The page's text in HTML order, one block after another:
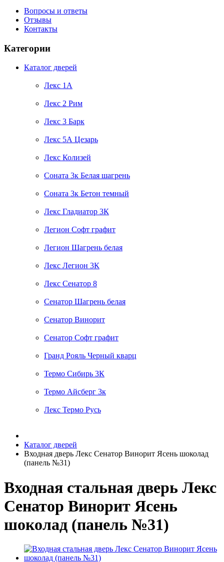
Вопросы и ответы
Отзывы
Контакты
Категории
Каталог дверей
Лекс 1А
Лекс 2 Рим
Лекс 3 Барк
Лекс 5А Цезарь
Лекс Колизей
Соната 3к Белая шагрень
Соната 3к Бетон темный
Лекс Гладиатор 3К
Легион Софт графит
Легион Шагрень белая
Лекс Легион 3К
Лекс Сенатор 8
Сенатор Шагрень белая
Сенатор Винорит
Сенатор Софт графит
Гранд Рояль Черный кварц
Термо Сибирь 3К
Термо Айсберг 3к
Лекс Термо Русь
Каталог дверей
Входная дверь Лекс Сенатор Винорит Ясень шоколад
(панель №31)
Входная стальная дверь Лекс
Сенатор Винорит Ясень
шоколад (панель №31)